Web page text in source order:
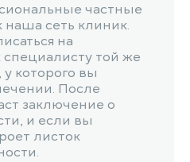
частные
сеть клиник.
на
той же
которого вы
После
заключение о
и если вы
листок